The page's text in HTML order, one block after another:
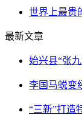
世界上最贵
最新文章
始兴县“张
李国马蜕变
“三新”打造